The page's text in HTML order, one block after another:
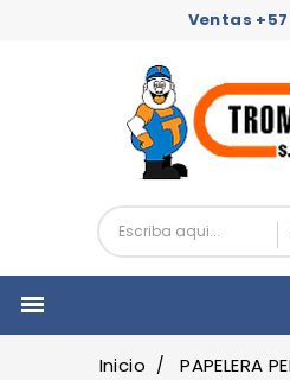
Ventas +57

Inicio PAPELERA